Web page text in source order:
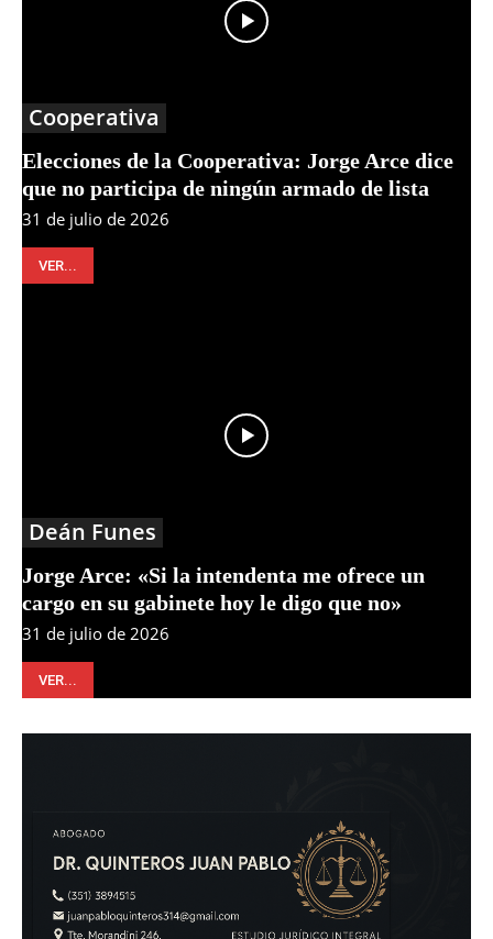
Cooperativa
Elecciones de la Cooperativa: Jorge Arce dice
que no participa de ningún armado de lista
31 de julio de 2026
VER...
Deán Funes
Jorge Arce: «Si la intendenta me ofrece un
cargo en su gabinete hoy le digo que no»
31 de julio de 2026
VER...